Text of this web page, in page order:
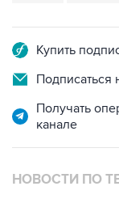
Купить
Подписаться
Получать
канале
НОВОСТИ ПО